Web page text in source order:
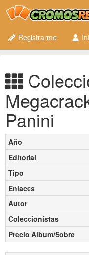
Registrarme
Panini
Año
Editorial
Tipo
Enlaces
Autor
Coleccionistas
Precio Album/Sobre